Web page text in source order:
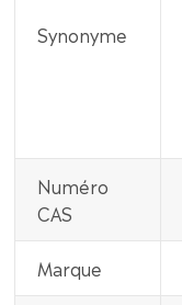
Synonyme
Numéro
CAS
Marque